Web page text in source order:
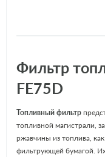
Фильтр
FE75D
Топливный фильтр
топливной магистрали,
ржавчины из топлива,
фильтрующей бумагой.